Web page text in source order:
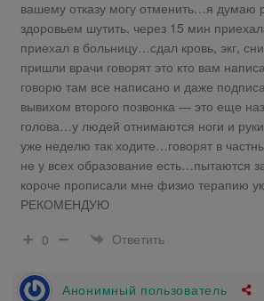
вашему отказу могу отменить…я думаю
здоровьем шутить, через 15 мин
приехал в больницу…сдал кровь, экг,
пришли врачи говорят это кто вам
говорю там все написано и даже
вывихом второго позвонка — это еще
голова…у людей отнимаются ноги и
уже неделю так ходите…говорят в
не у всех образование есть…пытаются
короче прописали мне физио терапию
РЕКОМЕНДУЮ
0
Ответить
Анонимный пользователь